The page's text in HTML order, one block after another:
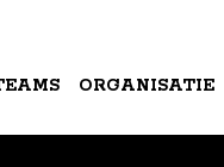
ORGANISATIE